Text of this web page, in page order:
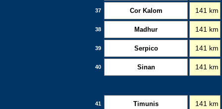
37 Cor Kalom 141 km
38 Madhur 141 km
39 Serpico 141 km
40 Sinan 141 km
41 Timunis 141 km